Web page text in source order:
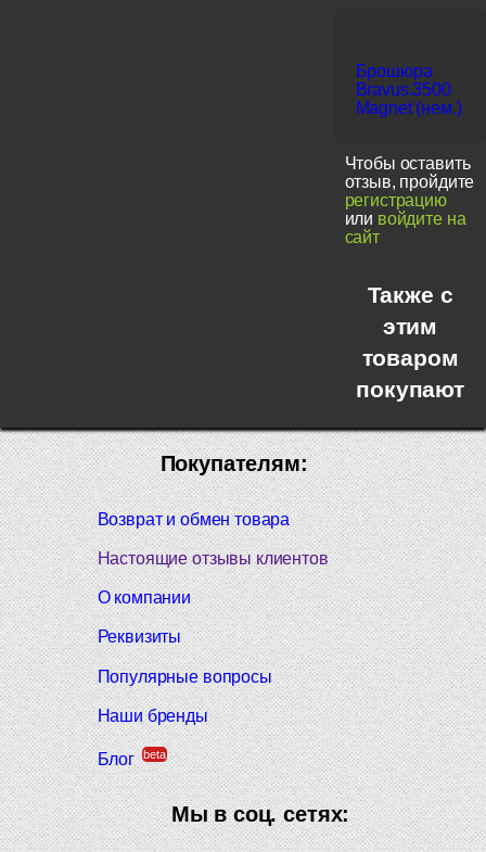
Брошюра
Bravus.3500
Magnet (нем.)
Чтобы оставить
отзыв, пройдите
регистрацию
или войдите на
сайт
Также с
этим
товаром
покупают
Покупателям:
Возврат и обмен товара
Настоящие отзывы клиентов
О компании
Реквизиты
Популярные вопросы
Наши бренды
Блог beta
Мы в соц. сетях: